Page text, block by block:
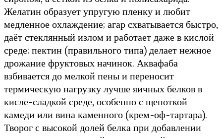
Желатин образует упругую пленку и любит
медленное охлаждение; агар схватывается быстро,
даёт стеклянный излом и работает даже в кислой
среде; пектин (правильного типа) делает нежное
дрожание фруктовых начинок. Аквафаба
взбивается до мелкой пены и переносит
термическую нагрузку лучше яичных белков в
кисле-сладкой среде, особенно с щепоткой
камеди или вина каменного (крем-оф-тартара).
Творог с высокой долей белка при добавлении